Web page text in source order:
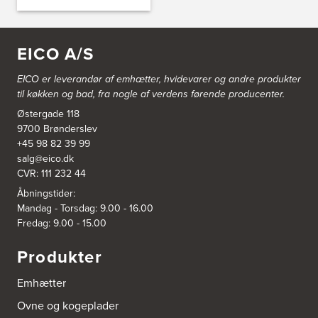
A/S Henning Lund Horsens
Vegavej 11
Tel.:75647733
http://www.el-salg.dk
A/S Kærsgaard
Hjørringvej 42
9400 Nørresundby
Tel.:98172377
http://www.designa.dk
Vennemindevej 2
2100 København Ø
Tel.:22 77 01 95
Industrivej 8
5560 Aarup
Tel.:70101005
EICO A/S
EICO er leverandør af emhætter, hvidevarer ogandre produkter
til køkken og bad, fra nogle af verdens førende producenter.
Østergade 118
9700 Brønderslev
+45 98 82 39 99
salg@eico.dk
CVR: 111 232 44
Åbningstider:
Mandag - Torsdag: 9.00 - 16.00
Fredag: 9.00 - 15.00
Produkter
Emhætter
Ovne og kogeplader